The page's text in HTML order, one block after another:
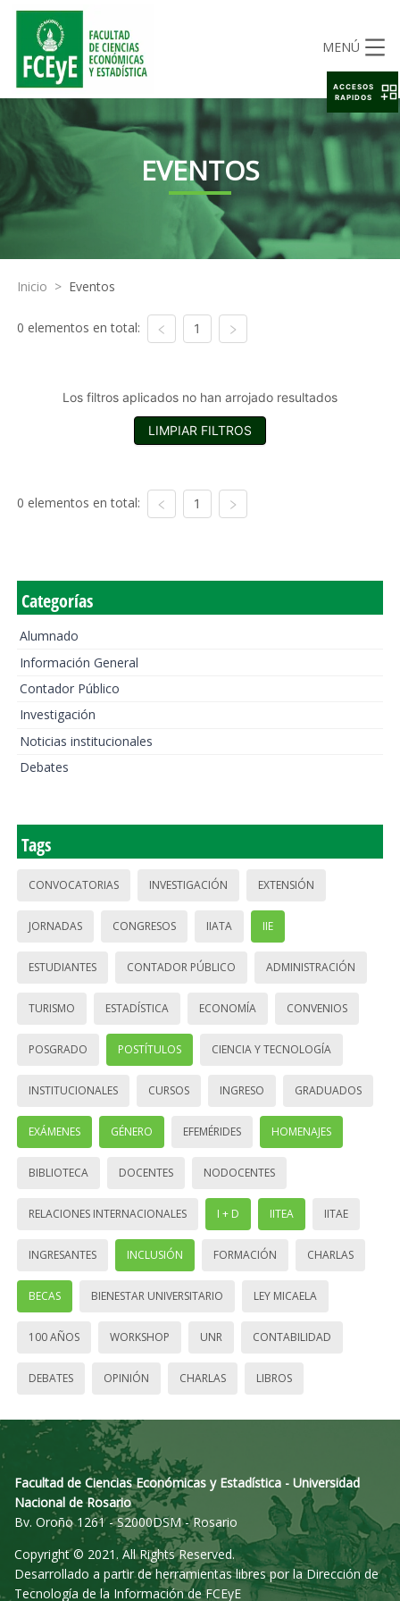
MENÚ
EVENTOS
Inicio > Eventos
0 elementos en total: 1
Los filtros aplicados no han arrojado resultados
LIMPIAR FILTROS
0 elementos en total: 1
Categorías
Alumnado
Información General
Contador Público
Investigación
Noticias institucionales
Debates
Tags
CONVOCATORIAS INVESTIGACIÓN EXTENSIÓN
JORNADAS CONGRESOS IIATA IIE
ESTUDIANTES CONTADOR PÚBLICO ADMINISTRACIÓN
TURISMO ESTADÍSTICA ECONOMÍA CONVENIOS
POSGRADO POSTÍTULOS CIENCIA Y TECNOLOGÍA
INSTITUCIONALES CURSOS INGRESO GRADUADOS
EXÁMENES GÉNERO EFEMÉRIDES HOMENAJES
BIBLIOTECA DOCENTES NODOCENTES
RELACIONES INTERNACIONALES I + D IITEA IITAE
INGRESANTES INCLUSIÓN FORMACIÓN CHARLAS
BECAS BIENESTAR UNIVERSITARIO LEY MICAELA
100 AÑOS WORKSHOP UNR CONTABILIDAD
DEBATES OPINIÓN CHARLAS LIBROS
Facultad de Ciencias Económicas y Estadística - Universidad
Nacional de Rosario
Bv. Oroño 1261 - S2000DSM - Rosario
Copyright © 2021. All Rights Reserved.
Desarrollado a partir de herramientas libres por la Dirección de
Tecnología de la Información de FCEyE
ACCESOS
RAPIDOS